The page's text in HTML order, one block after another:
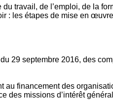
travail, de l’emploi, de la
: les étapes de mise en
29 septembre 2016, des
au financement des
des missions d’intérêt